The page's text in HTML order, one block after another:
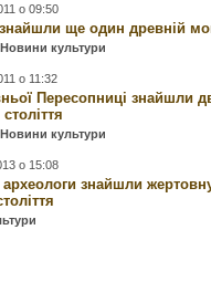
о 09:50
знайшли ще один древній
,Новини культури
о 11:32
Пересопниці знайшли
,Новини культури
о 15:08
археологи знайшли